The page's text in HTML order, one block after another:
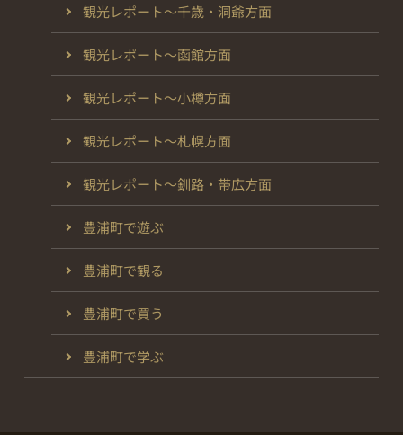
観光レポート～千歳・洞爺方面
観光レポート～函館方面
観光レポート～小樽方面
観光レポート～札幌方面
観光レポート～釧路・帯広方面
豊浦町で遊ぶ
豊浦町で観る
豊浦町で買う
豊浦町で学ぶ